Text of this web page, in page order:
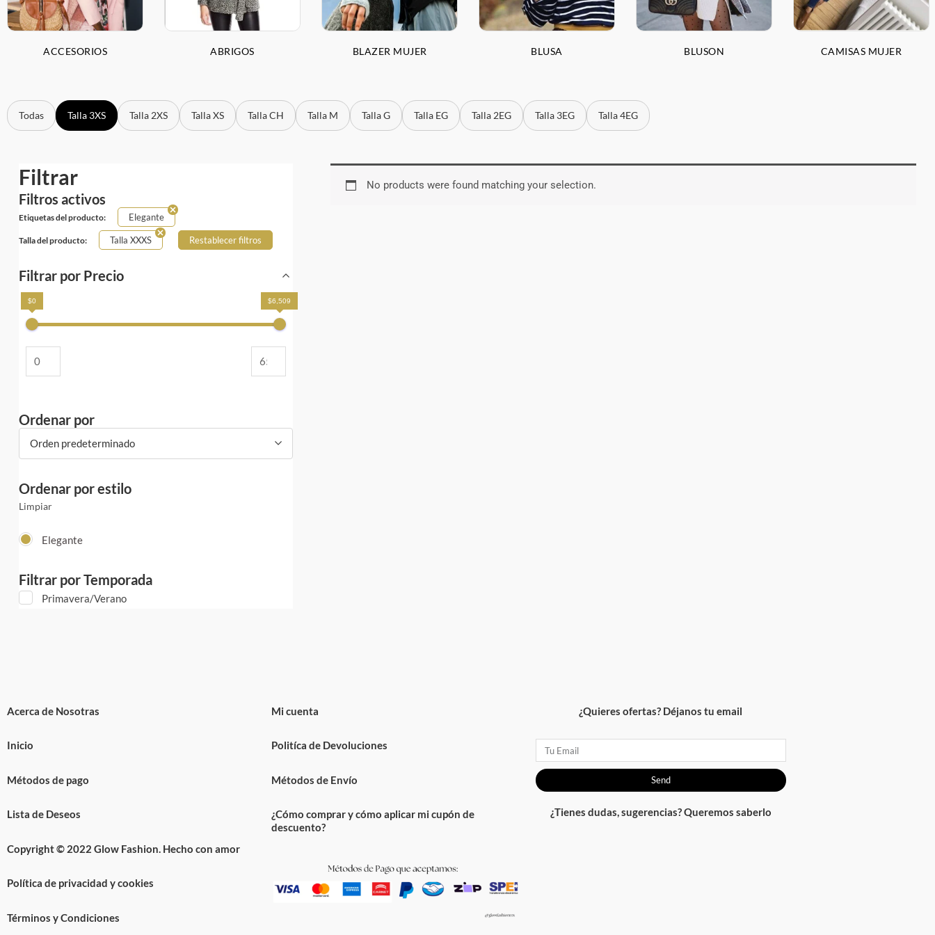
ACCESORIOS ABRIGOS BLAZER MUJER BLUSA BLUSON CAMISAS MUJER
Todas Talla 3XS Talla 2XS Talla XS Talla CH Talla M Talla G Talla EG Talla 2EG Talla 3EG Talla 4EG
Filtrar
Filtros activos
Etiquetas del producto: Elegante
Talla del producto: Talla XXXS Restablecer filtros
Filtrar por Precio
$0 $6,509
Ordenar por
Orden predeterminado
Ordenar por estilo
Limpiar
Elegante
Filtrar por Temporada
Primavera/Verano
No products were found matching your selection.
Acerca de Nosotras
Inicio
Métodos de pago
Lista de Deseos
Copyright © 2022 Glow Fashion. Hecho con amor
Política de privacidad y cookies
Términos y Condiciones
Mi cuenta
Politíca de Devoluciones
Métodos de Envío
¿Cómo comprar y cómo aplicar mi cupón de
descuento?
¿Quieres ofertas? Déjanos tu email
Email
Send
¿Tienes dudas, sugerencias? Queremos saberlo